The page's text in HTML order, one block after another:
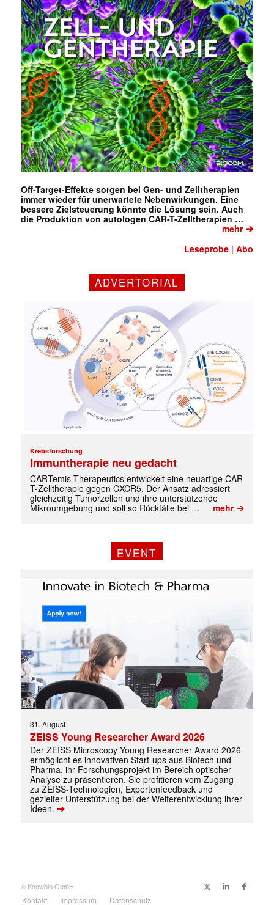
✕
Off-Target-Effekte sorgen bei Gen- und Zelltherapien
immer wieder für unerwartete Nebenwirkungen. Eine
bessere Zielsteuerung könnte die Lösung sein. Auch
die Produktion von autologen CAR-T-Zelltherapien …
mehr➔
Leseprobe |Abo
ADVERTORIAL
Krebsforschung
Immuntherapie neu gedacht
CARTemis Therapeutics entwickelt eine neuartige CAR
T-Zelltherapie gegen CXCR5. Der Ansatz adressiert
gleichzeitig Tumorzellen und ihre unterstützende
Mikroumgebung und soll so Rückfälle bei …
mehr➔
EVENT
31. August
ZEISS Young Researcher Award 2026
Der ZEISS Microscopy Young Researcher Award 2026
ermöglicht es innovativen Start-ups aus Biotech und
Pharma, ihr Forschungsprojekt im Bereich optischer
Analyse zu präsentieren. Sie profitieren vom Zugang
zu ZEISS-Technologien, Expertenfeedback und
gezielter Unterstützung bei der Weiterentwicklung ihrer
Ideen. ➔
© Knowbio GmbH
Kontakt Impressum Datenschutz